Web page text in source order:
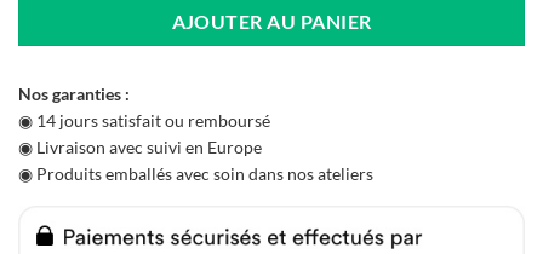
AJOUTER AU PANIER
Nos garanties :
◉ 14 jours satisfait ou remboursé
◉ Livraison avec suivi en Europe
◉ Produits emballés avec soin dans nos ateliers